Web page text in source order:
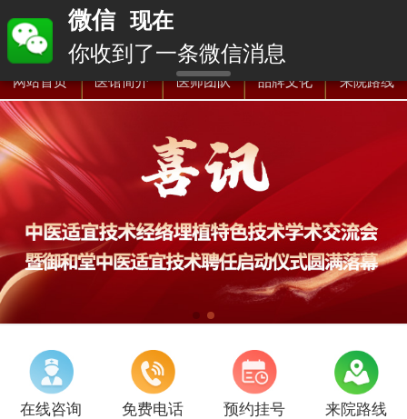
网站首页 医馆简介 医师团队 品牌文化 来院路线
在线咨询 免费电话 预约挂号 来院路线